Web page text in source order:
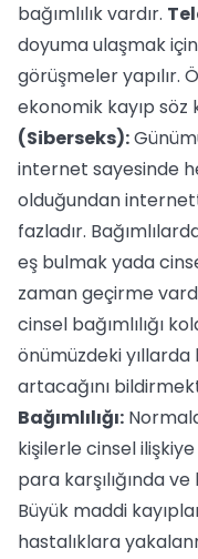
bağımlılık vardır.
doyuma ulaşmak
görüşmeler yapılır.
ekonomik kayıp söz
(Siberseks):
internet sayesinde
olduğundan
fazladır.
eş bulmak yada
zaman geçirme
cinsel bağımlılığı
önümüzdeki yıllarda
artacağını
Bağımlılığı:
kişilerle cinsel
para karşılığında
Büyük maddi
hastalıklara